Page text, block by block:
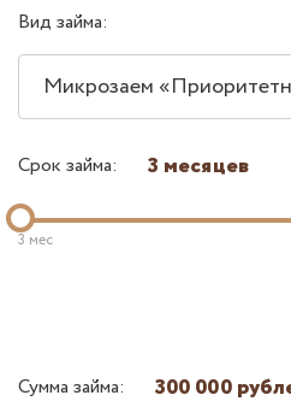
Вид займа:
Микрозаем
Срок займа: 3 месяцев
3 мес
Сумма займа: 300 000